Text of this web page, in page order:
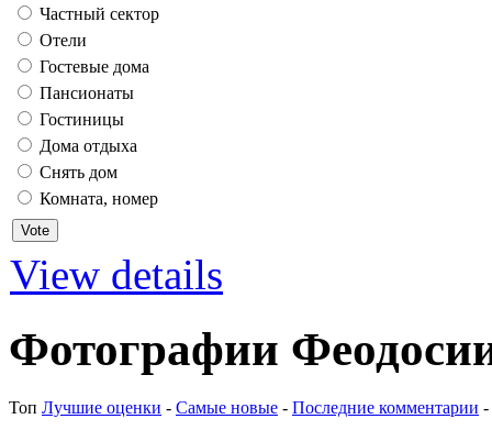
Частный сектор
Отели
Гостевые дома
Пансионаты
Гостиницы
Дома отдыха
Снять дом
Комната, номер
View details
Фотографии
Топ Лучшие оценки - Самые новые - Последние комментарии -